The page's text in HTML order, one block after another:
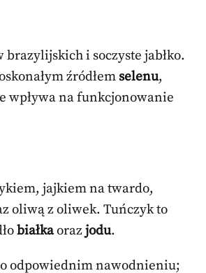
brazylijskich i soczyste jabłko.
źródłem selenu,
wpływa na funkcjonowanie
jajkiem na twardo,
oliwą z oliwek. Tuńczyk to
białkaorazjodu.
odpowiednim nawodnieniu;